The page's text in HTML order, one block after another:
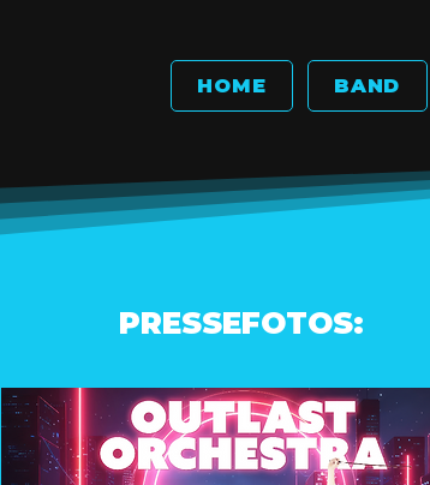
HOME BAND
PRESSEFOTOS: